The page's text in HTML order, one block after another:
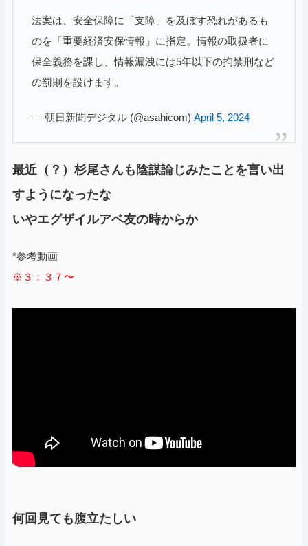
法案は、安全保障に「支障」を及ぼす恐れがあるも
のを「重要経済安保情報」に指定。情報の取扱者に
保全義務を課し、情報漏洩には5年以下の拘禁刑など
の罰則を設けます。
— 朝日新聞デジタル (@asahicom) April 5, 2024
最近（？）杉尾さんも陰謀論じみたことを言い出
すようになったな
いやエグザイルアベ友の時からか
*参考動画
※３：３７〜
何回見ても腹立たしい